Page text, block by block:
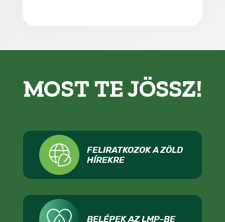
MOST TE JÖSSZ!
FELIRATKOZOK A ZÖLD
HÍREKRE
BELÉPEK AZ LMP-BE